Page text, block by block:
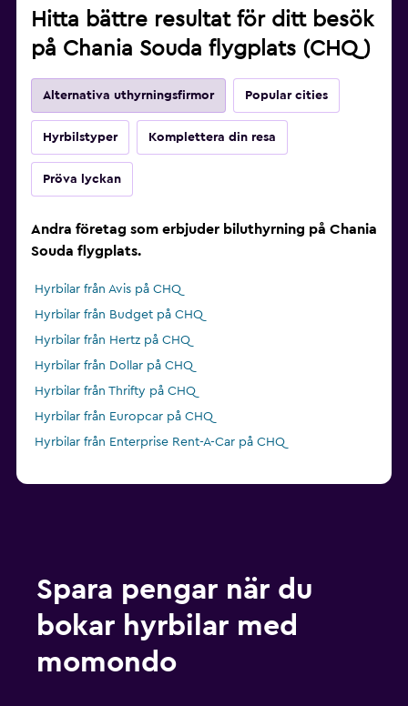
Hitta bättre resultat för ditt besök
på Chania Souda flygplats (CHQ)
Alternativa uthyrningsfirmor Popular cities
Hyrbilstyper Komplettera din resa
Pröva lyckan
Andra företag som erbjuder biluthyrning på Chania
Souda flygplats.
Hyrbilar från Avis på CHQ
Hyrbilar från Budget på CHQ
Hyrbilar från Hertz på CHQ
Hyrbilar från Dollar på CHQ
Hyrbilar från Thrifty på CHQ
Hyrbilar från Europcar på CHQ
Hyrbilar från Enterprise Rent-A-Car på CHQ
Spara pengar när du
bokar hyrbilar med
momondo